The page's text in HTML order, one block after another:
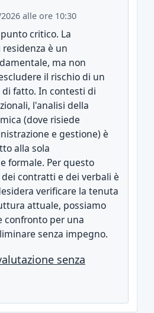
alle ore 10:30
critico. La
è un
ma non
il rischio di un
fatto. In contesti di
l'analisi della
(dove risiede
e gestione) è
alla sola
formale. Per questo
contratti e dei verbali è
verificare la tenuta
attuale, possiamo
confronto per una
senza impegno.
senza